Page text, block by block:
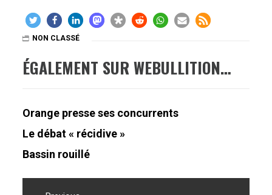
NON CLASSÉ
ÉGALEMENT SUR WEBULLITION…
Orange presse ses concurrents
Le débat « récidive »
Bassin rouillé
Navigation